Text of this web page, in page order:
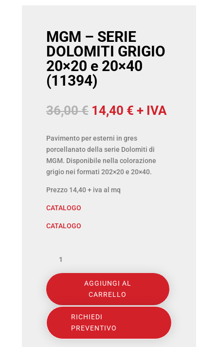
MGM – SERIE
DOLOMITI GRIGIO
20×20 e 20×40
(11394)
36,00€ Il
originale
era:
36,00 €.
14,40 €Il
attuale
è:
14,40 €.
+ IVA
Pavimento per esterni in gres
porcellanato della serie Dolomiti di
MGM. Disponibile nella colorazione
grigio nei formati 202×20 e 20×40.
Prezzo 14,40 + iva al mq
CATALOGO
CATALOGO
SERIE
DOLOMITI
GRIGIO
20x20
AGGIUNGI AL
CARRELLO
RICHIEDI
PREVENTIVO